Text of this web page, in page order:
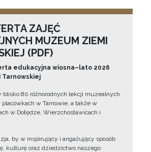
ZAJĘĆ
MUZEUM ZIEMI
(PDF)
edukacyjna wiosna–lato 2026
Tarnowskiej
blisko 80 różnorodnych lekcji muzealnych
w Tarnowie, a także w
w Dołędze, Wierzchosławicach i
by w inspirujący i angażujący sposób
kulturę oraz dziedzictwo naszego